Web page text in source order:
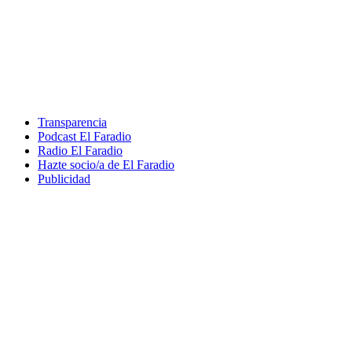
Transparencia
Podcast El Faradio
Radio El Faradio
Hazte socio/a de El Faradio
Publicidad